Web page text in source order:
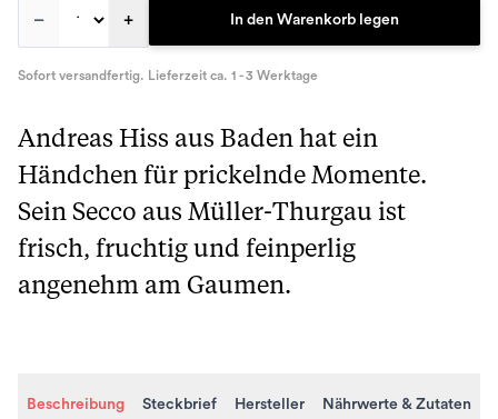
– + In den Warenkorb legen
Sofort versandfertig. Lieferzeit ca. 1 - 3 Werktage
Andreas Hiss aus Baden hat ein
Händchen für prickelnde Momente.
Sein Secco aus Müller-Thurgau ist
frisch, fruchtig und feinperlig
angenehm am Gaumen.
Beschreibung Steckbrief Hersteller Nährwerte & Zutaten